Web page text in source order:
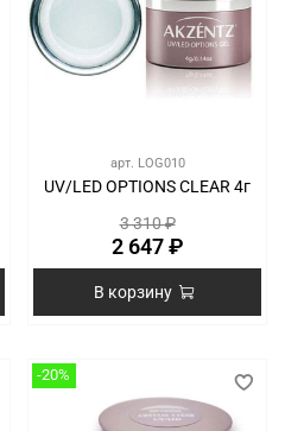
арт. LOG010
UV/LED OPTIONS CLEAR 4г
3 310 ₽
2 647 ₽
В корзину
-20%